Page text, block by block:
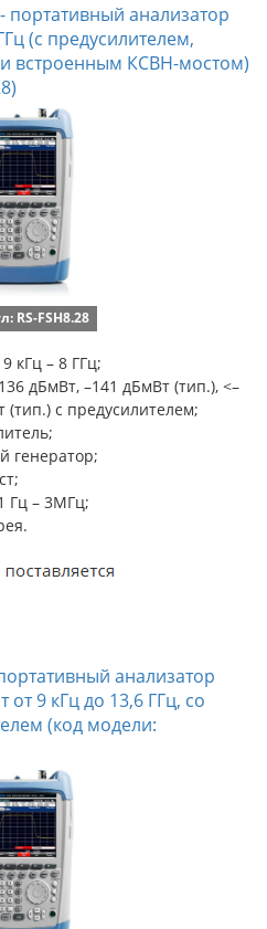
портативный анализатор
(с предусилителем,
встроенным КСВН-мостом)
RS-FSH8.28
кГц – 8 ГГц;
дБмВт, –141 дБмВт (тип.), <–
(тип.) с предусилителем;
генератор;
Гц – 3МГц;
анализатор
от 9 кГц до 13,6 ГГц, со
(код модели: